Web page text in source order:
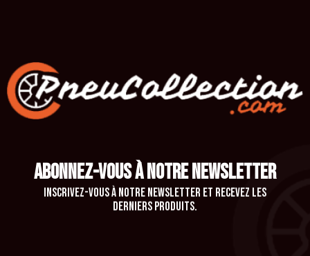
ABONNEZ-VOUS À NOTRE NEWSLETTER
Inscrivez-vous à notre newsletter et recevez les
derniers produits.